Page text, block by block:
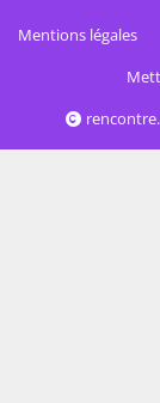
Mentions légales